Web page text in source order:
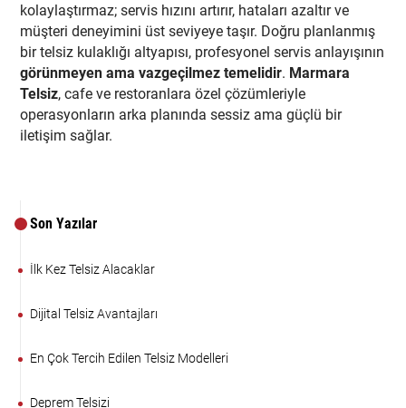
Son Yazılar
İlk Kez Telsiz Alacaklar
Dijital Telsiz Avantajları
En Çok Tercih Edilen Telsiz Modelleri
Deprem Telsizi
kolaylaştırmaz; servis hızını artırır, hataları azaltır ve
müşteri deneyimini üst seviyeye taşır. Doğru planlanmış
bir telsiz kulaklığı altyapısı, profesyonel servis anlayışının
görünmeyen ama vazgeçilmez temelidir. Marmara
Telsiz, cafe ve restoranlara özel çözümleriyle
operasyonların arka planında sessiz ama güçlü bir
iletişim sağlar.